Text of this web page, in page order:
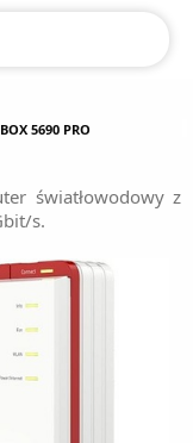
5690 PRO
światłowodowy z
s.